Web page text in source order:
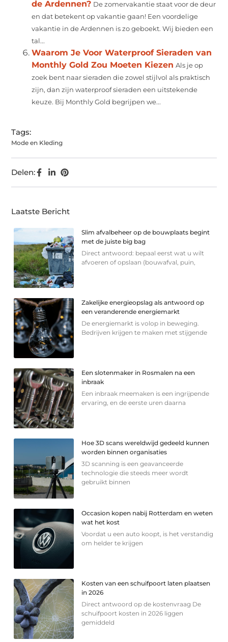
de Ardennen? De zomervakantie staat voor de deur
en dat betekent op vakantie gaan! Een voordelige
vakantie in de Ardennen is zo geboekt. Wij bieden een
tal...
Waarom Je Voor Waterproof Sieraden van
Monthly Gold Zou Moeten Kiezen Als je op
zoek bent naar sieraden die zowel stijlvol als praktisch
zijn, dan zijn waterproof sieraden een uitstekende
keuze. Bij Monthly Gold begrijpen we...
Tags:
Mode en Kleding
Delen:
Laatste Bericht
Slim afvalbeheer op de bouwplaats begint
met de juiste big bag
Direct antwoord: bepaal eerst wat u wilt
afvoeren of opslaan (bouwafval, puin,
Zakelijke energieopslag als antwoord op
een veranderende energiemarkt
De energiemarkt is volop in beweging.
Bedrijven krijgen te maken met stijgende
Een slotenmaker in Rosmalen na een
inbraak
Een inbraak meemaken is een ingrijpende
ervaring, en de eerste uren daarna
Hoe 3D scans wereldwijd gedeeld kunnen
worden binnen organisaties
3D scanning is een geavanceerde
technologie die steeds meer wordt
gebruikt binnen
Occasion kopen nabij Rotterdam en weten
wat het kost
Voordat u een auto koopt, is het verstandig
om helder te krijgen
Kosten van een schuifpoort laten plaatsen
in 2026
Direct antwoord op de kostenvraag De
schuifpoort kosten in 2026 liggen
gemiddeld